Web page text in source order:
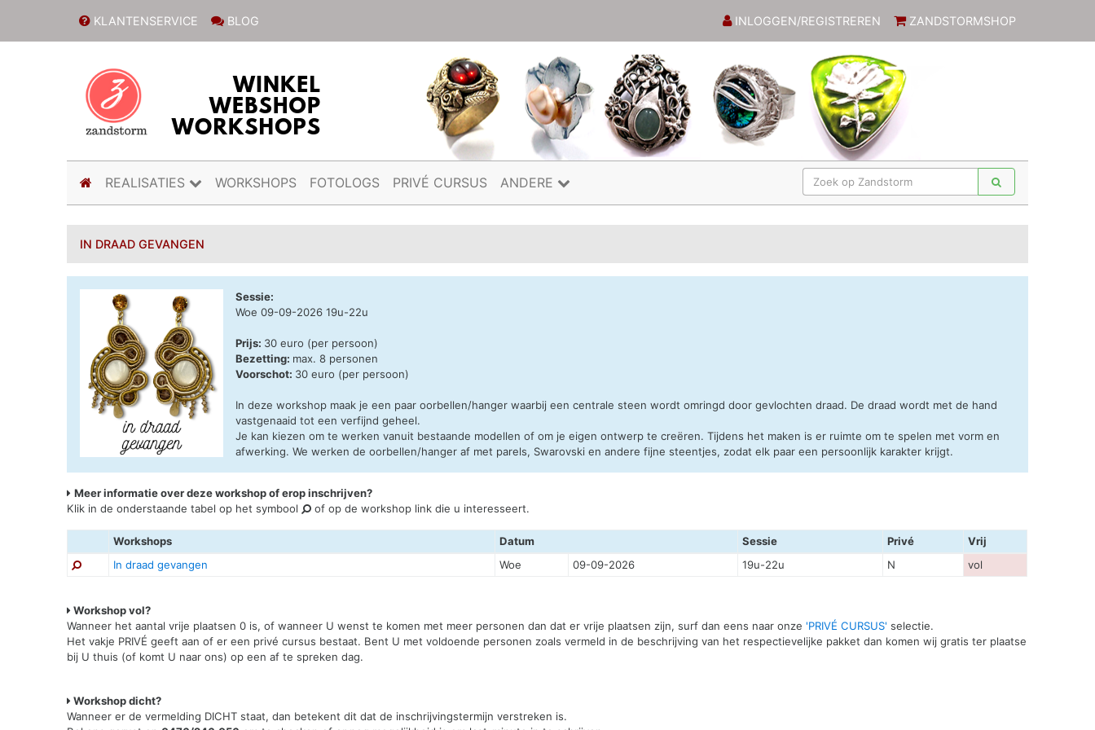
KLANTENSERVICE BLOG INLOGGEN/REGISTREREN ZANDSTORMSHOP
(current)
REALISATIES WORKSHOPS FOTOLOGS PRIVÉ CURSUS ANDERE
IN DRAAD GEVANGEN
Sessie:
Woe 09-09-2026 19u-22u
Prijs: 30 euro (per persoon)
Bezetting: max. 8 personen
Voorschot: 30 euro (per persoon)
In deze workshop maak je een paar oorbellen/hanger waarbij een centrale steen wordt omringd door gevlochten draad. De draad wordt met de hand
vastgenaaid tot een verfijnd geheel.
Je kan kiezen om te werken vanuit bestaande modellen of om je eigen ontwerp te creëren. Tijdens het maken is er ruimte om te spelen met vorm en
afwerking. We werken de oorbellen/hanger af met parels, Swarovski en andere fijne steentjes, zodat elk paar een persoonlijk karakter krijgt.
Meer informatie over deze workshop of erop inschrijven?
Klik in de onderstaande tabel op het symbool
of op de workshop link die u interesseert.
Workshops Datum Sessie Privé
Vrij
In draad gevangen
Woe 09-09-2026 19u-22u N vol
Workshop vol?
Wanneer het aantal vrije plaatsen 0 is, of wanneer U wenst te komen met meer personen dan dat er vrije plaatsen zijn, surf dan eens naar onze 'PRIVÉ CURSUS' selectie.
Het vakje PRIVÉ geeft aan of er een privé cursus bestaat. Bent U met voldoende personen zoals vermeld in de beschrijving van het respectievelijke pakket dan komen wij gratis ter plaatse
bij U thuis (of komt U naar ons) op een af te spreken dag.
Workshop dicht?
Wanneer er de vermelding DICHT staat, dan betekent dit dat de inschrijvingstermijn verstreken is.